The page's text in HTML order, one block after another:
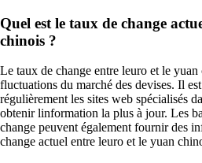
Quel est le taux de change
chinois ?
Le taux de change entre leuro et le
fluctuations du marché des devises. Il
régulièrement les sites web spécialisés
obtenir linformation la plus à jour. Les
change peuvent également fournir des
change actuel entre leuro et le yuan